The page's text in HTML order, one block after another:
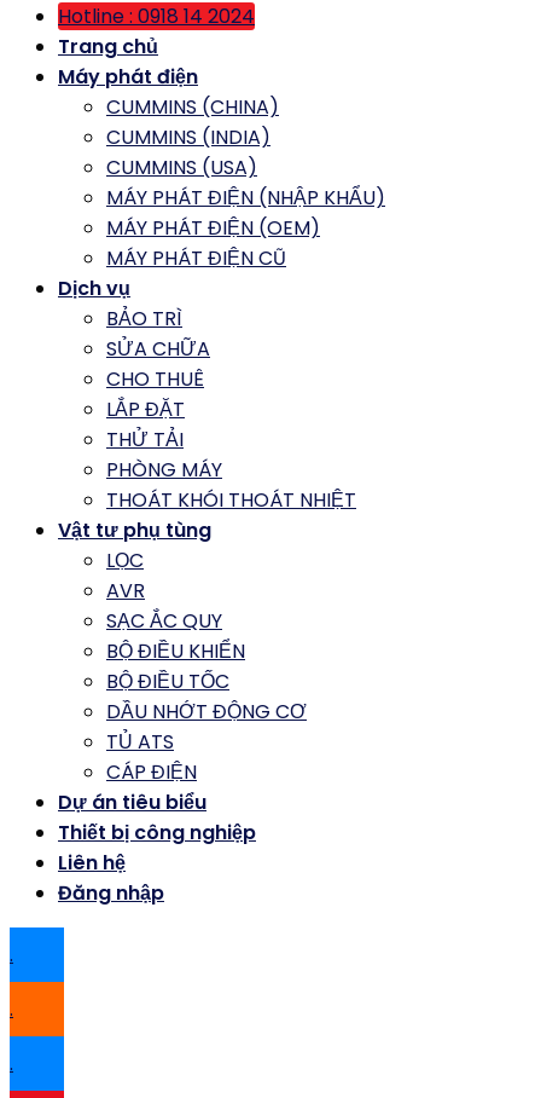
Hotline : 0918 14 2024
Trang chủ
Máy phát điện
CUMMINS (CHINA)
CUMMINS (INDIA)
CUMMINS (USA)
MÁY PHÁT ĐIỆN (NHẬP KHẨU)
MÁY PHÁT ĐIỆN (OEM)
MÁY PHÁT ĐIỆN CŨ
Dịch vụ
BẢO TRÌ
SỬA CHỮA
CHO THUÊ
LẮP ĐẶT
THỬ TẢI
PHÒNG MÁY
THOÁT KHÓI THOÁT NHIỆT
Vật tư phụ tùng
LỌC
AVR
SẠC ẮC QUY
BỘ ĐIỀU KHIỂN
BỘ ĐIỀU TỐC
DẦU NHỚT ĐỘNG CƠ
TỦ ATS
CÁP ĐIỆN
Dự án tiêu biểu
Thiết bị công nghiệp
Liên hệ
Đăng nhập
.
.
.